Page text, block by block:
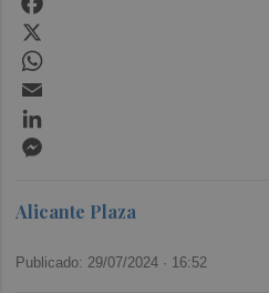
Alicante Plaza
Publicado: 29/07/2024 · 16:52